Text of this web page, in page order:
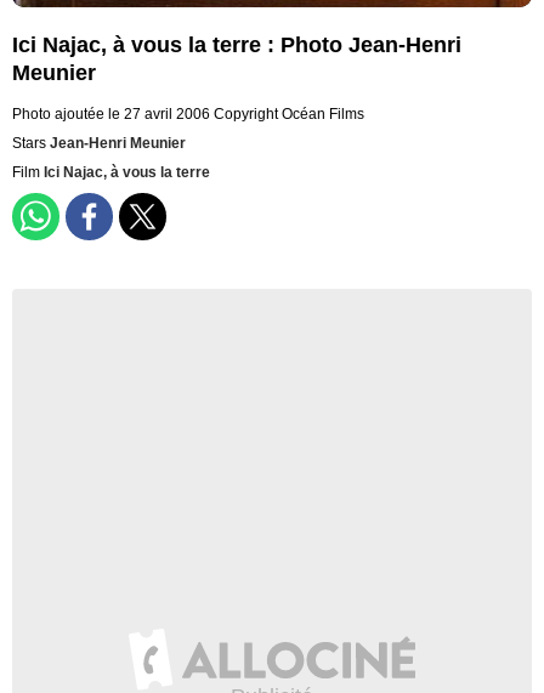
Ici Najac, à vous la terre : Photo Jean-Henri
Meunier
Photo ajoutée le 27 avril 2006 Copyright Océan Films
Stars Jean-Henri Meunier
Film Ici Najac, à vous la terre